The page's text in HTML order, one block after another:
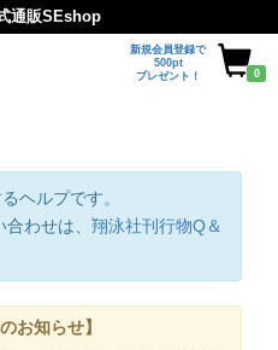
通販SEshop
新規会員登録で
500pt
プレゼント！
0
ヘルプです。
わせは、 翔泳社刊行物Q＆
お知らせ】